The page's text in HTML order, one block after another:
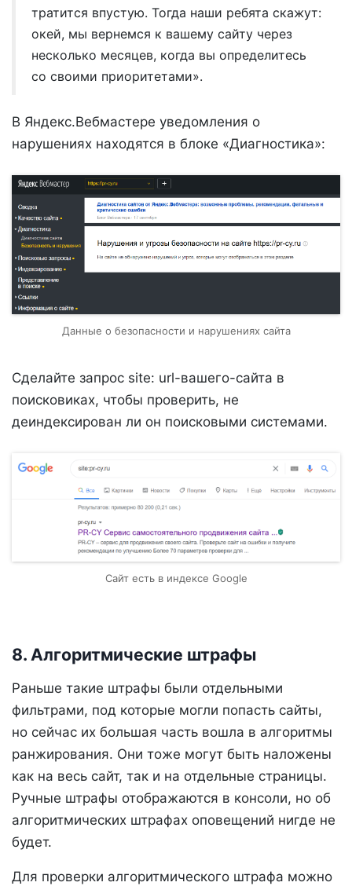
тратится впустую. Тогда наши ребята скажут:
окей, мы вернемся к вашему сайту через
несколько месяцев, когда вы определитесь
со своими приоритетами».
В Яндекс.Вебмастере уведомления о
нарушениях находятся в блоке «Диагностика»:
Данные о безопасности и нарушениях сайта
Сделайте запрос site: url-вашего-сайта в
поисковиках, чтобы проверить, не
деиндексирован ли он поисковыми системами.
Сайт есть в индексе Google
8. Алгоритмические штрафы
Раньше такие штрафы были отдельными
фильтрами, под которые могли попасть сайты,
но сейчас их большая часть вошла в алгоритмы
ранжирования. Они тоже могут быть наложены
как на весь сайт, так и на отдельные страницы.
Ручные штрафы отображаются в консоли, но об
алгоритмических штрафах оповещений нигде не
будет.
Для проверки алгоритмического штрафа можно